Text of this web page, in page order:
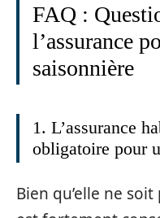
FAQ :
l’assurance
saisonnière
1. L’assurance
obligatoire pour
Bien qu’elle ne